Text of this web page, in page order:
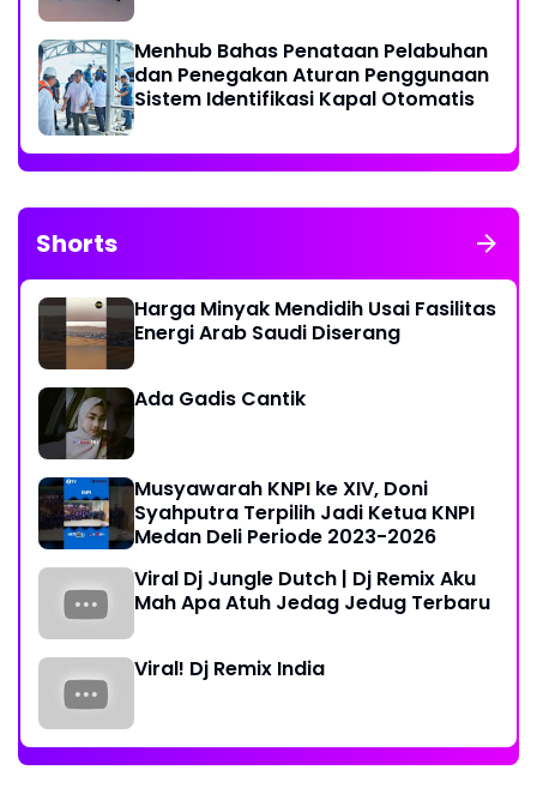
Menhub Bahas Penataan Pelabuhan
dan Penegakan Aturan Penggunaan
Sistem Identifikasi Kapal Otomatis
Shorts
Harga Minyak Mendidih Usai Fasilitas
Energi Arab Saudi Diserang
Ada Gadis Cantik
Musyawarah KNPI ke XIV, Doni
Syahputra Terpilih Jadi Ketua KNPI
Medan Deli Periode 2023-2026
Viral Dj Jungle Dutch | Dj Remix Aku
Mah Apa Atuh Jedag Jedug Terbaru
Viral! Dj Remix India